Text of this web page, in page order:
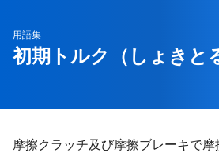
用語集
初期トルク （しょきと
摩擦クラッチ及び摩擦ブレーキで